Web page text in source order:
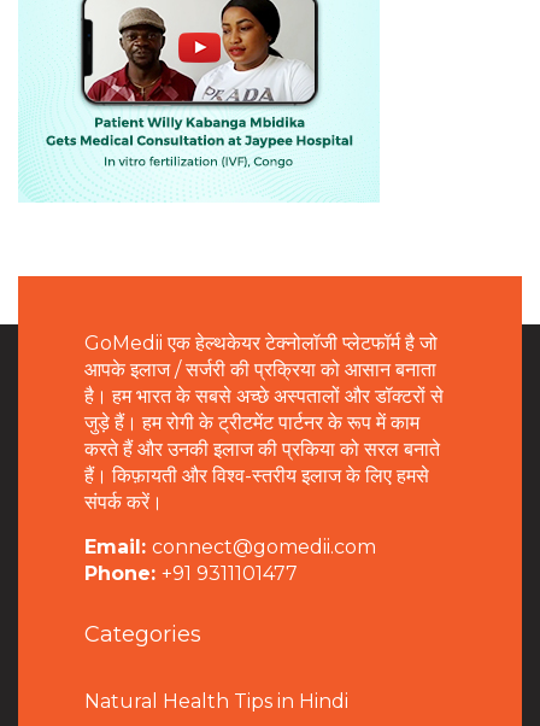
GoMedii एक हेल्थकेयर टेक्नोलॉजी प्लेटफॉर्म है जो
आपके इलाज / सर्जरी की प्रक्रिया को आसान बनाता
है। हम भारत के सबसे अच्छे अस्पतालों और डॉक्टरों से
जुड़े हैं। हम रोगी के ट्रीटमेंट पार्टनर के रूप में काम
करते हैं और उनकी इलाज की प्रकिया को सरल बनाते
हैं। किफ़ायती और विश्व-स्तरीय इलाज के लिए हमसे
संपर्क करें।
Email: connect@gomedii.com
Phone: +91 9311101477
Categories
Natural Health Tips in Hindi